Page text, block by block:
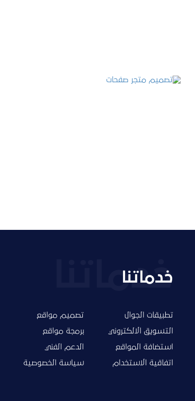
خدماتنا
تطبيقات الجوال تصميم مواقع
التسويق الالكتروني برمجة مواقع
استضافة المواقع الدعم الفني
اتفاقية الاستخدام سياسة الخصوصية